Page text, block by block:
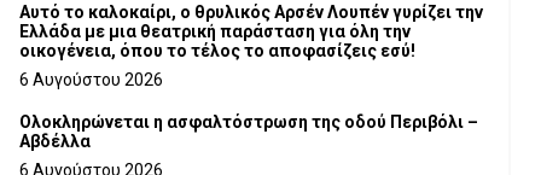
Αυτό το καλοκαίρι, ο θρυλικός Αρσέν Λουπέν γυρίζει την
Ελλάδα με μια θεατρική παράσταση για όλη την
οικογένεια, όπου το τέλος το αποφασίζεις εσύ!
6 Αυγούστου 2026
Ολοκληρώνεται η ασφαλτόστρωση της οδού Περιβόλι –
Αβδέλλα
6 Αυγούστου 2026